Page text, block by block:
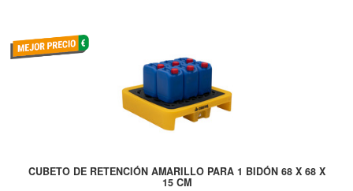
CUBETO DE RETENCIÓN AMARILLO PARA 1 BIDÓN 68 X 68 X
15 CM